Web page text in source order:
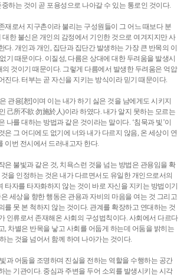
하는 것이 곧 포용성으로 나아갈 수 있는 통로인 것이다.
재로서 지구촌이라 불리는 구성원들이 그 어느 때보다 분
대한 불신은 개인의 감정에서 기인한 것으로 여겨지지만 사
다. 개인과 개인, 집단과 집단간 발생하는 가장 큰 반목의 이
기 때문이다. 이질성, 다름은 상대에 대한 두려움을 발생시
의 것이기 때문이다. 그렇게 다름에서 발생한 두려움은 억압
진다. 터부는 곧 자신을 지키는 방식이라 믿기 때문이다.
관용[恕]이며 이는 내가 하기 싫은 것을 남에게도 시키지
己所不欲 勿施於人)이라 하였다. 내가 알지 못하는 모르는
나를 대하는 방법과 같은 것이라는 말이다. ‘침묵과 빛’이
은 그 어디에도 없기에 너와 내가 다르지 않음, 온 세상이 연
이번 전시에서 드러내고자 한다.
은 불빛과 같은 것, 치욕스런 것을 넘는 방법은 관용임을 확
을 인정하는 것은 내가 다르면서도 유일한 개인으로서의
타자를 타자화하지 않는 것이 바로 자신을 지키는 방법이기
세상을 향한 행동은 관용과 자비의 마음을 여는 것 그리고
를 못 본 척하지 않는 것이다. 관계를 확장하고 연대하는 것
인류로서 존재해온 사회의 구성법칙이다. 사회에서 다르다
, 차별은 반목을 낳고 사회를 어둡게 하는데 어둠을 밝히는
는 것을 넘어서 함께 하여 나아가는 것이다.
과 어둠을 조명하며 진실을 전하는 역할을 수행하는 공간
는 기관이다. 중심과 주변을 두어 소외를 발생시키는 시각